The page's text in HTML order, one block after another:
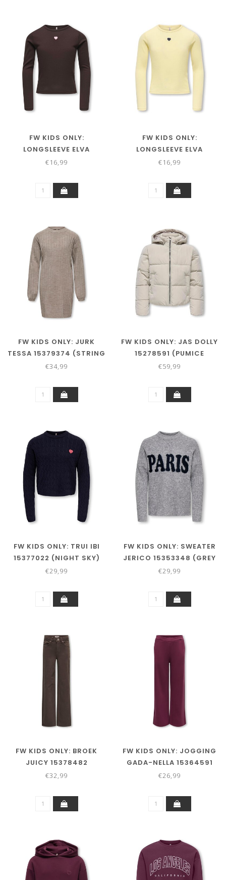
FW KIDS ONLY:
LONGSLEEVE ELVA
15380016 (COFFEE BEAN)
€16,99
FW KIDS ONLY:
LONGSLEEVE ELVA
15380016 (MELLOW
€16,99
FW KIDS ONLY: JURK
TESSA 15379374 (STRING
MELANGE)
€34,99
FW KIDS ONLY: JAS DOLLY
15278591 (PUMICE
STONE)
€59,99
FW KIDS ONLY: TRUI IBI
15377022 (NIGHT SKY)
€29,99
FW KIDS ONLY: SWEATER
JERICO 15353348 (GREY
MELANGE)
€29,99
FW KIDS ONLY: BROEK
JUICY 15378482
(BRACKEN)
€32,99
FW KIDS ONLY: JOGGING
GADA-NELLA 15364591
(FIGFIG)
€26,99